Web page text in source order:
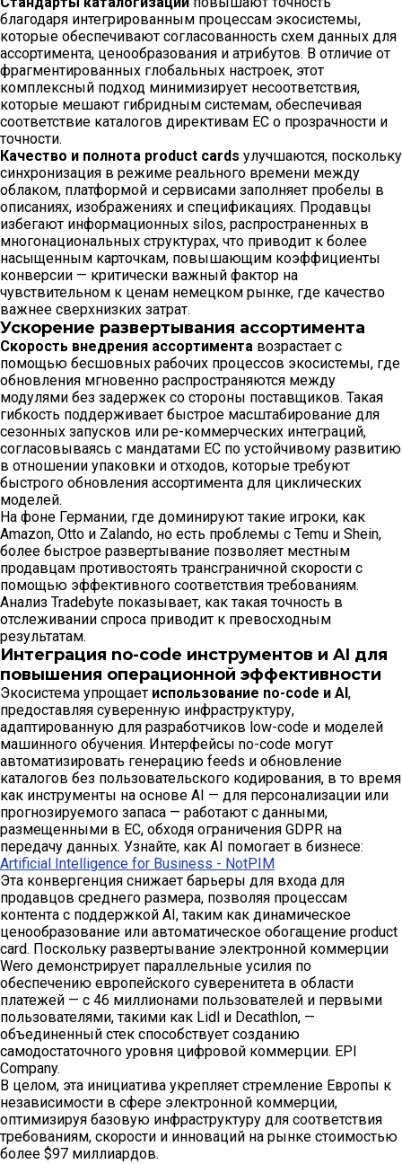
благодаря интегрированным процессам экосистемы,
которые обеспечивают согласованность схем данных для
ассортимента, ценообразования и атрибутов. В отличие от
фрагментированных глобальных настроек, этот
комплексный подход минимизирует несоответствия,
которые мешают гибридным системам, обеспечивая
соответствие каталогов директивам ЕС о прозрачности и
точности.
Качество и полнота product cards улучшаются, поскольку
синхронизация в режиме реального времени между
облаком, платформой и сервисами заполняет пробелы в
описаниях, изображениях и спецификациях. Продавцы
избегают информационных silos, распространенных в
многонациональных структурах, что приводит к более
насыщенным карточкам, повышающим коэффициенты
конверсии — критически важный фактор на
чувствительном к ценам немецком рынке, где качество
важнее сверхнизких затрат.
Ускорение развертывания ассортимента
Скорость внедрения ассортимента возрастает с
помощью бесшовных рабочих процессов экосистемы, где
обновления мгновенно распространяются между
модулями без задержек со стороны поставщиков. Такая
гибкость поддерживает быстрое масштабирование для
сезонных запусков или ре-коммерческих интеграций,
согласовываясь с мандатами ЕС по устойчивому развитию
в отношении упаковки и отходов, которые требуют
быстрого обновления ассортимента для циклических
моделей.
На фоне Германии, где доминируют такие игроки, как
Amazon, Otto и Zalando, но есть проблемы с Temu и Shein,
более быстрое развертывание позволяет местным
продавцам противостоять трансграничной скорости с
помощью эффективного соответствия требованиям.
Анализ Tradebyte показывает, как такая точность в
отслеживании спроса приводит к превосходным
результатам.
Интеграция no-code инструментов и AI для
повышения операционной эффективности
Экосистема упрощает использование no-code и AI ,
предоставляя суверенную инфраструктуру,
адаптированную для разработчиков low-code и моделей
машинного обучения. Интерфейсы no-code могут
автоматизировать генерацию feeds и обновление
каталогов без пользовательского кодирования, в то время
как инструменты на основе AI — для персонализации или
прогнозируемого запаса — работают с данными,
размещенными в ЕС, обходя ограничения GDPR на
передачу данных. Узнайте, как AI помогает в бизнесе:
Artificial Intelligence for Business - NotPIM
Эта конвергенция снижает барьеры для входа для
продавцов среднего размера, позволяя процессам
контента с поддержкой AI, таким как динамическое
ценообразование или автоматическое обогащение product
card. Поскольку развертывание электронной коммерции
Wero демонстрирует параллельные усилия по
обеспечению европейского суверенитета в области
платежей — с 46 миллионами пользователей и первыми
пользователями, такими как Lidl и Decathlon, —
объединенный стек способствует созданию
самодостаточного уровня цифровой коммерции. EPI
Company.
В целом, эта инициатива укрепляет стремление Европы к
независимости в сфере электронной коммерции,
оптимизируя базовую инфраструктуру для соответствия
требованиям, скорости и инноваций на рынке стоимостью
более $97 миллиардов.